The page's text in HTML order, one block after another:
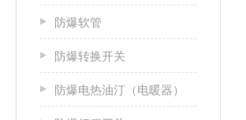
防爆软管
防爆转换开关
防爆电热油汀（电暖器）